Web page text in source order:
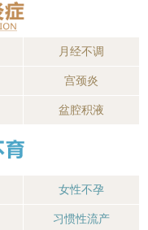
月经不调
宫颈炎
盆腔积液
女性不孕
习惯性流产